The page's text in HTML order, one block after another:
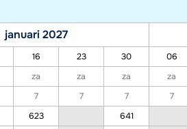
januari 2027
16 23 30 06
za za za za
7 7 7 7
623 641